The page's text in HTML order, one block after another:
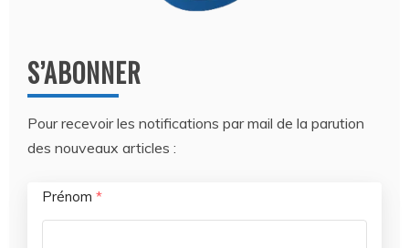
S’ABONNER
Pour recevoir les notifications par mail de la parution
des nouveaux articles :
Prénom *